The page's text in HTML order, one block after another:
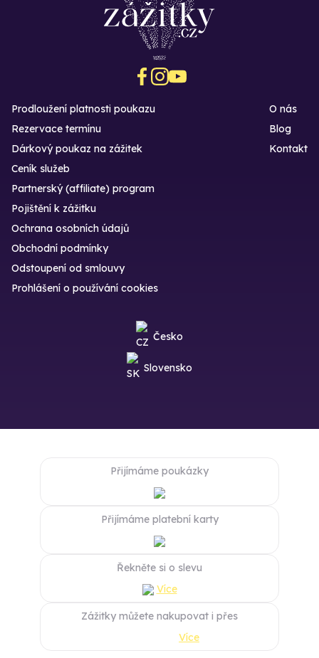
Prodloužení platnosti poukazu
Rezervace termínu
Dárkový poukaz na zážitek
O nás
Blog
Kontakt
Ceník služeb
Partnerský (affiliate) program
Pojištění k zážitku
Ochrana osobních údajů
Obchodní podmínky
Odstoupení od smlouvy
Prohlášení o používání cookies
Česko
Slovensko
Přijímáme poukázky
Přijímáme platební karty
Řekněte si o slevu
Více
Zážitky můžete nakupovat i přes
Více